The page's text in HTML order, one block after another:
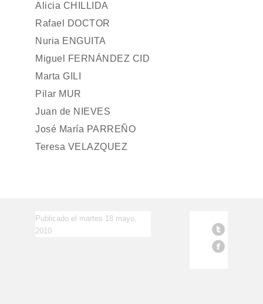
Alicia CHILLIDA
Rafael DOCTOR
Nuria ENGUITA
Miguel FERNÁNDEZ CID
Marta GILI
Pilar MUR
Juan de NIEVES
José María PARREÑO
Teresa VELAZQUEZ
Publicado el martes 18 mayo,
2010